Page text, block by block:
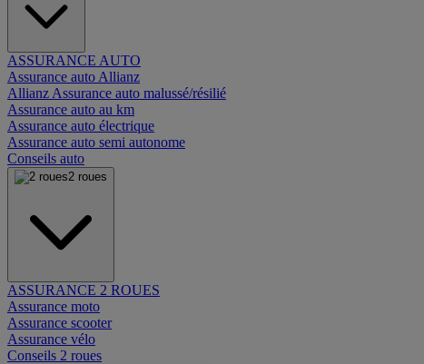
ASSURANCE AUTO
Assurance auto Allianz
Allianz Assurance auto malussé/résilié
Assurance auto au km
Assurance auto électrique
Assurance auto semi autonome
Conseils auto
2 roues
ASSURANCE 2 ROUES
Assurance moto
Assurance scooter
Assurance vélo
Conseils 2 roues